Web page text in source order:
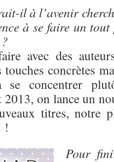
il à l’avenir
à se faire un
avec des
concrètes
se concentrer
on lance un
titres, notre
!
Pour